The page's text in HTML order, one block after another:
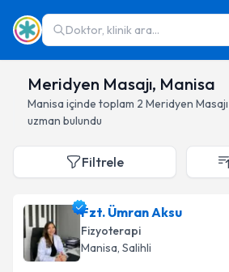
Doktor, klinik ara...
Meridyen Masajı, Manisa
Manisa içinde toplam 2 Meridyen Masajı
uzman bulundu
Filtrele
Fzt. Ümran Aksu
Fizyoterapi
Manisa, Salihli